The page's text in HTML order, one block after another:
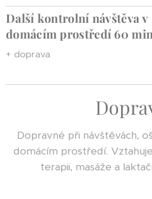
Další kontrolní návštěva v
domácím prostředí 60 min
+ doprava
Dopravné při návštěvách,
domácím prostředí.
terapii, masáže a